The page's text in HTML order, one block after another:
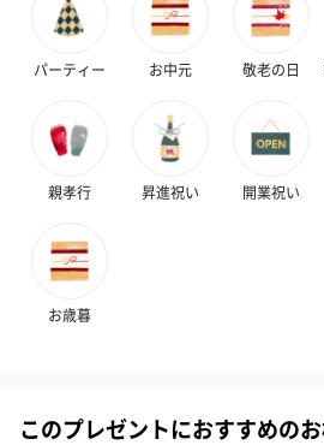
パーティー お中元 敬老の日
親孝行 昇進祝い 開業祝い
お歳暮
このプレゼントにおすすめの